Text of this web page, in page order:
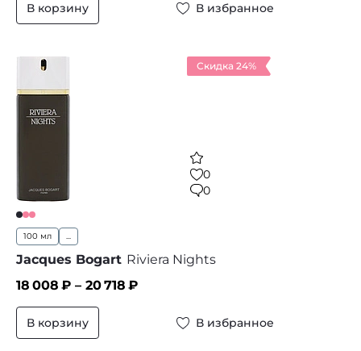
В корзину В избранное
Скидка 24%
0
0
100 мл ...
Jacques Bogart Riviera Nights
18 008 ₽ – 20 718 ₽
В корзину В избранное